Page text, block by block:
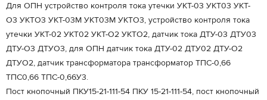
Для ОПН устройство контроля тока утечки УКТ-03 УКТ03 УКТ-
О3 УКТО3 УКТ-03М УКТ03М УКТО3, устройство контроля тока
утечки УКТ-02 УКТ02 УКТ-О2 УКТО2, датчик тока ДТУ-03 ДТУ03
ДТУ-О3 ДТУО3, для ОПН датчик тока ДТУ-02 ДТУ02 ДТУ-О2
ДТУО2, датчик трансформатора трансформатор ТПС-0,66
ТПС0,66 ТПС-0,66У3.
Пост кнопочный ПКУ15-21-111-54 ПКУ 15-21-111-54, пост кнопочный